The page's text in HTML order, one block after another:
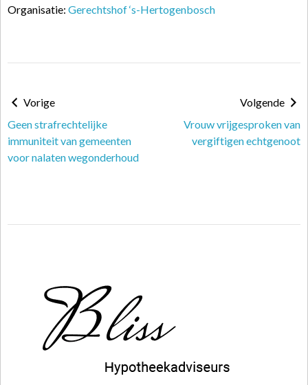
Organisatie: Gerechtshof ‘s-Hertogenbosch
Vorige
Geen strafrechtelijke
immuniteit van gemeenten
voor nalaten wegonderhoud
Volgende
Vrouw vrijgesproken van
vergiftigen echtgenoot